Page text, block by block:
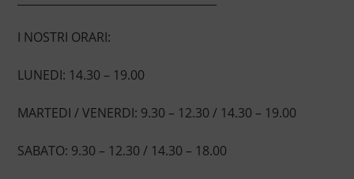
I NOSTRI ORARI:
LUNEDI: 14.30 – 19.00
MARTEDI / VENERDI: 9.30 – 12.30 / 14.30 – 19.00
SABATO: 9.30 – 12.30 / 14.30 – 18.00